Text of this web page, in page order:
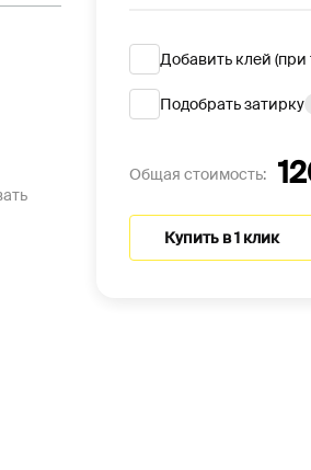
Добавить клей
Подобрать затирку
Общая стоимость:
Купить в 1 клик